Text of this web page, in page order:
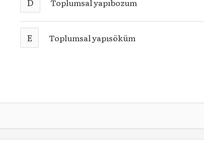
Toplumsal yapıbozum
E Toplumsal yapısöküm